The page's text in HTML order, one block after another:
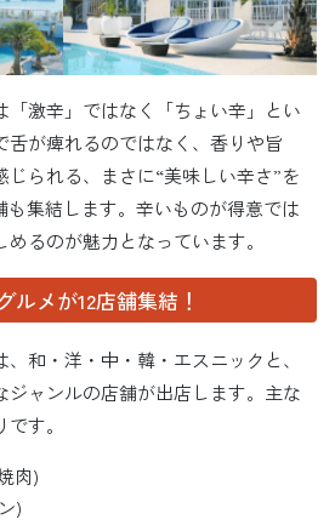
「激辛」ではなく「ちょい辛」とい
舌が痺れるのではなく、香りや旨
られる、まさに“美味しい辛さ”を
も集結します。辛いものが得意では
るのが魅力となっています。
ルメが12店舗集結！
、和・洋・中・韓・エスニックと、
ジャンルの店舗が出店します。主な
す。
肉)
)